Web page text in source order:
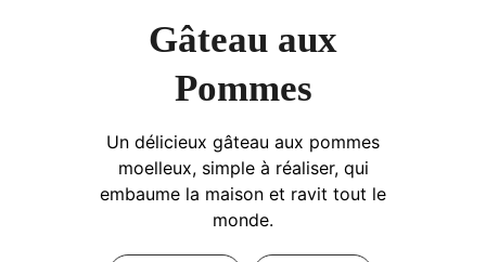
Gâteau aux
Pommes
Un délicieux gâteau aux pommes
moelleux, simple à réaliser, qui
embaume la maison et ravit tout le
monde.